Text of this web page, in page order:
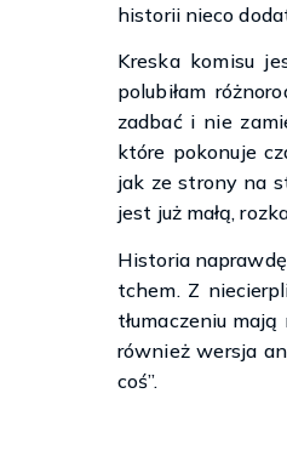
historii nieco
Kreska komisu
polubiłam
zadbać i nie
które pokonuje
jak ze strony na
jest już małą,
Historia
tchem. Z
tłumaczeniu
również wersja
coś”.